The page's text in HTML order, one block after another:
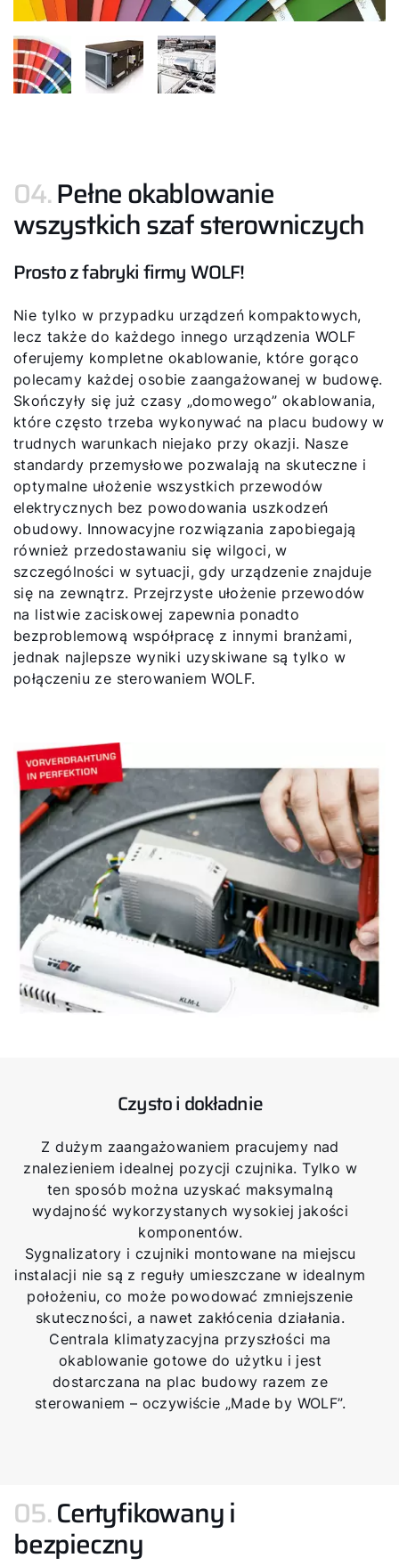
04.Pełne okablowanie
wszystkich szaf sterowniczych
Prosto z fabryki firmy WOLF!
Nie tylko w przypadku urządzeń kompaktowych,
lecz także do każdego innego urządzenia WOLF
oferujemy kompletne okablowanie, które gorąco
polecamy każdej osobie zaangażowanej w budowę.
Skończyły się już czasy „domowego” okablowania,
które często trzeba wykonywać na placu budowy w
trudnych warunkach niejako przy okazji. Nasze
standardy przemysłowe pozwalają na skuteczne i
optymalne ułożenie wszystkich przewodów
elektrycznych bez powodowania uszkodzeń
obudowy. Innowacyjne rozwiązania zapobiegają
również przedostawaniu się wilgoci, w
szczególności w sytuacji, gdy urządzenie znajduje
się na zewnątrz. Przejrzyste ułożenie przewodów
na listwie zaciskowej zapewnia ponadto
bezproblemową współpracę z innymi branżami,
jednak najlepsze wyniki uzyskiwane są tylko w
połączeniu ze sterowaniem WOLF.
Czysto i dokładnie
Z dużym zaangażowaniem pracujemy nad
znalezieniem idealnej pozycji czujnika. Tylko w
ten sposób można uzyskać maksymalną
wydajność wykorzystanych wysokiej jakości
komponentów.
Sygnalizatory i czujniki montowane na miejscu
instalacji nie są z reguły umieszczane w idealnym
położeniu, co może powodować zmniejszenie
skuteczności, a nawet zakłócenia działania.
Centrala klimatyzacyjna przyszłości ma
okablowanie gotowe do użytku i jest
dostarczana na plac budowy razem ze
sterowaniem – oczywiście „Made by WOLF”.
05.Certyfikowany i
bezpieczny